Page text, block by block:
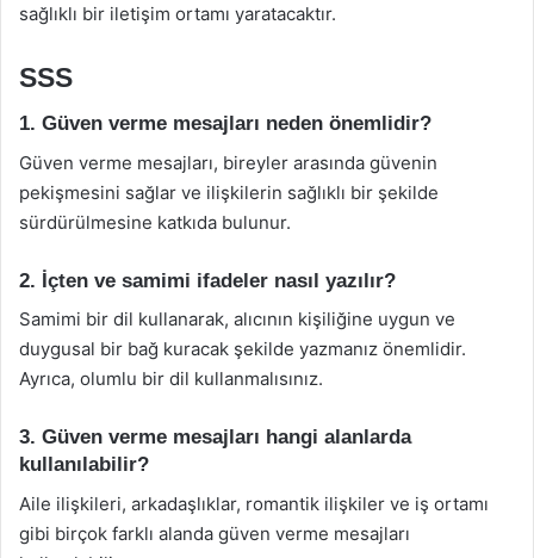
sağlıklı bir iletişim ortamı yaratacaktır.
SSS
1. Güven verme mesajları neden önemlidir?
Güven verme mesajları, bireyler arasında güvenin
pekişmesini sağlar ve ilişkilerin sağlıklı bir şekilde
sürdürülmesine katkıda bulunur.
2. İçten ve samimi ifadeler nasıl yazılır?
Samimi bir dil kullanarak, alıcının kişiliğine uygun ve
duygusal bir bağ kuracak şekilde yazmanız önemlidir.
Ayrıca, olumlu bir dil kullanmalısınız.
3. Güven verme mesajları hangi alanlarda
kullanılabilir?
Aile ilişkileri, arkadaşlıklar, romantik ilişkiler ve iş ortamı
gibi birçok farklı alanda güven verme mesajları